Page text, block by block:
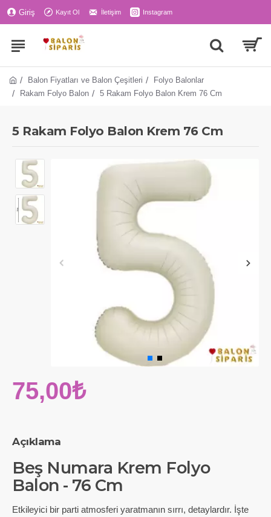
Giriş Kayıt Ol İletişim Instagram
Balon Fiyatları ve Balon Çeşitleri
Folyo Balonlar
Rakam Folyo Balon
5 Rakam Folyo Balon Krem 76 Cm
5 Rakam Folyo Balon Krem 76 Cm
Açıklama
Beş Numara Krem Folyo
Balon - 76 Cm
Etkileyici bir parti atmosferi yaratmanın sırrı, detaylardır. İşte
75,00₺